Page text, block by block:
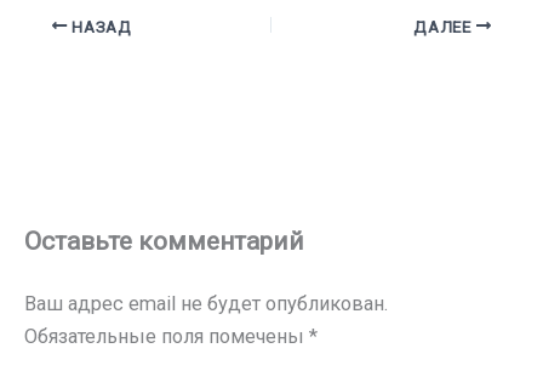
НАЗАД ДАЛЕЕ
Оставьте комментарий
Ваш адрес email не будет опубликован.
Обязательные поля помечены *